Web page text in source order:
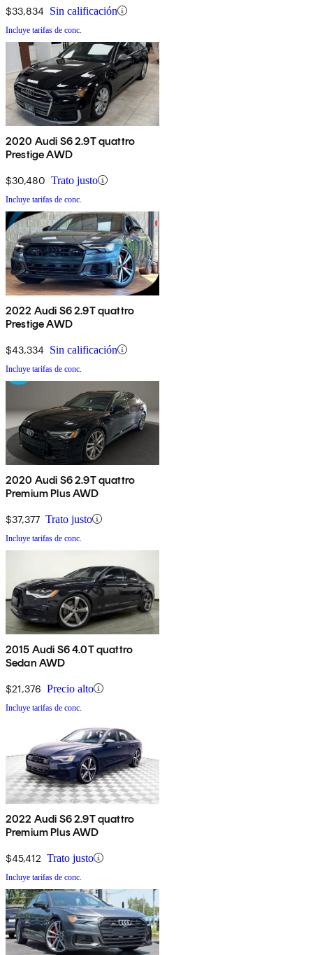
$33,834 Sin calificación
Incluye tarifas de conc.
2020 Audi S6 2.9T quattro
Prestige AWD
$30,480 Trato justo
Incluye tarifas de conc.
2022 Audi S6 2.9T quattro
Prestige AWD
$43,334 Sin calificación
Incluye tarifas de conc.
2020 Audi S6 2.9T quattro
Premium Plus AWD
$37,377 Trato justo
Incluye tarifas de conc.
2015 Audi S6 4.0T quattro
Sedan AWD
$21,376 Precio alto
Incluye tarifas de conc.
2022 Audi S6 2.9T quattro
Premium Plus AWD
$45,412 Trato justo
Incluye tarifas de conc.